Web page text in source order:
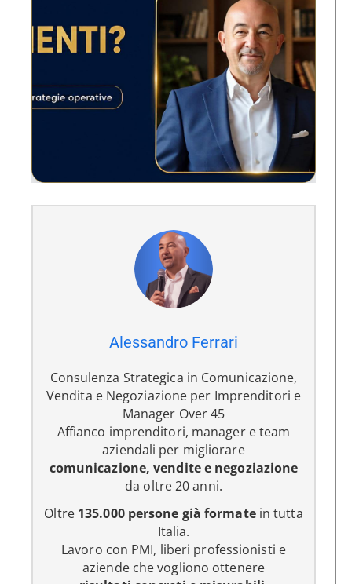
Alessandro Ferrari
Consulenza Strategica in Comunicazione,
Vendita e Negoziazione per Imprenditori e
Manager Over 45
Affianco imprenditori, manager e team
aziendali per migliorare
comunicazione, vendite e negoziazione
da oltre 20 anni.
Oltre 135.000 persone già formatein tutta
Italia.
Lavoro con PMI, liberi professionisti e
aziende che vogliono ottenere